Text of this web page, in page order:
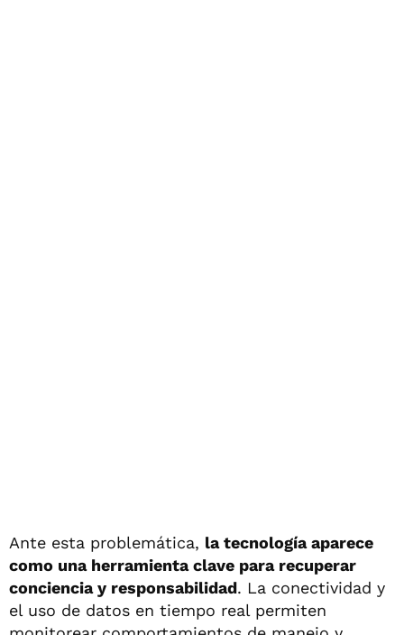
Ante esta problemática, la tecnología aparece
como una herramienta clave para recuperar
conciencia y responsabilidad. La conectividad y
el uso de datos en tiempo real permiten